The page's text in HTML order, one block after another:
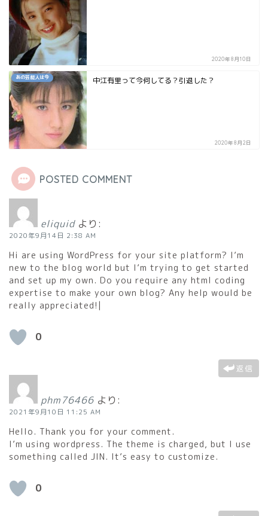
2020年8月10日
あの芸能人は今 中江有里って今何してる？引退した？
2020年8月2日
POSTED COMMENT
eliquid より:
2020年9月14日 2:38 AM
Hi are using WordPress for your site platform? I’m
new to the blog world but I’m trying to get started
and set up my own. Do you require any html coding
expertise to make your own blog? Any help would be
really appreciated!|
0
返信
phm76466 より:
2021年9月10日 11:25 AM
Hello. Thank you for your comment.
I’m using wordpress. The theme is charged, but I use
something called JIN. It’s easy to customize.
0